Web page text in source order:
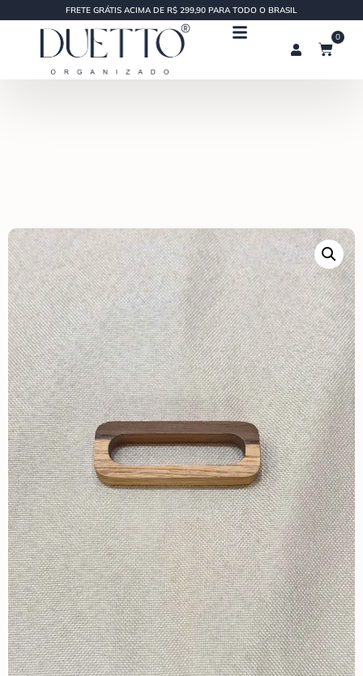
FRETE GRÁTIS ACIMA DE R$ 299,90 PARA TODO O BRASIL
0